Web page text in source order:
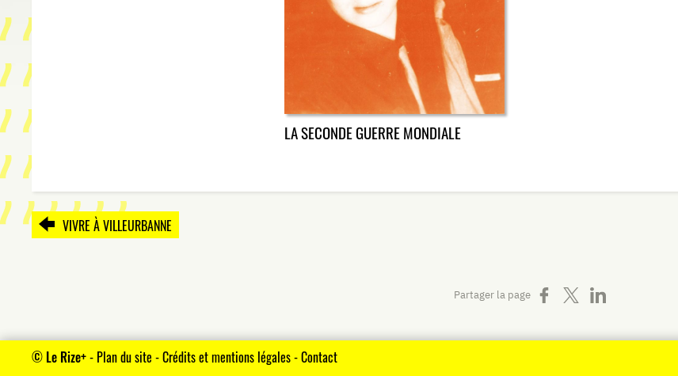
LA SECONDE GUERRE MONDIALE
VIVRE À VILLEURBANNE
Partager la page Partager sur Facebook
Partager sur XPartager sur LinkedIn
© Le Rize+- Plan du site -Crédits et mentions légales-Contact